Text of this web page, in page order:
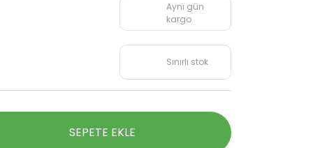
Aynı gün
kargo
Sınırlı stok
SEPETE EKLE